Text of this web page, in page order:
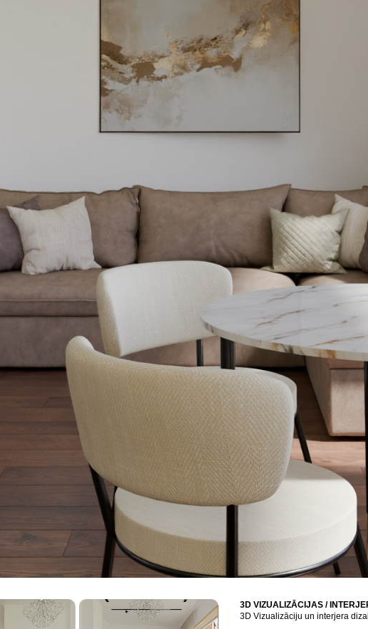
3D VIZUALIZĀCIJAS /
3D Vizualizāciju un interjera